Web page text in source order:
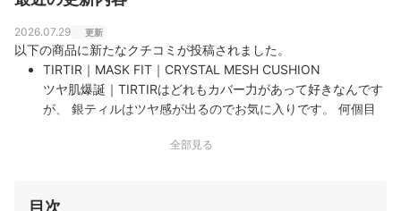
2026.07.29 更新
以下の商品に新たなクチコミが投稿されました。
TIRTIR｜MASK FIT｜CRYSTAL MESH CUSHION
ツヤ肌爆誕｜TIRTIRはどれもカバー力があって好きなんです
が、 銀ティルはツヤ感が出るのでお気に入りです。 何個目
全部見る
目次